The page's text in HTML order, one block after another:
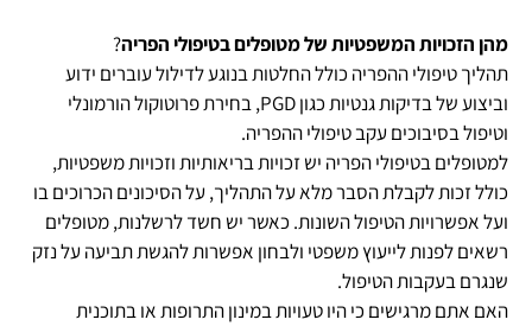
מהן הזכויות המשפטיות של מטופלים בטיפולי הפריה?
תהליך טיפולי ההפריה כולל החלטות בנוגע לדילול עוברים ידוע
וביצוע של בדיקות גנטיות כגוןPGD, בחירת פרוטוקול הורמונלי
וטיפול בסיבוכים עקב טיפולי ההפריה.
למטופלים בטיפולי הפריה יש זכויות בריאותיות וזכויות משפטיות,
כולל זכות לקבלת הסבר מלא על התהליך, על הסיכונים הכרוכים בו
ועל אפשרויות הטיפול השונות. כאשר יש חשד לרשלנות, מטופלים
רשאים לפנות לייעוץ משפטי ולבחון אפשרות להגשת תביעה על נזק
שנגרם בעקבות הטיפול.
האם אתם מרגישים כי היו טעויות במינון התרופות או בתוכנית